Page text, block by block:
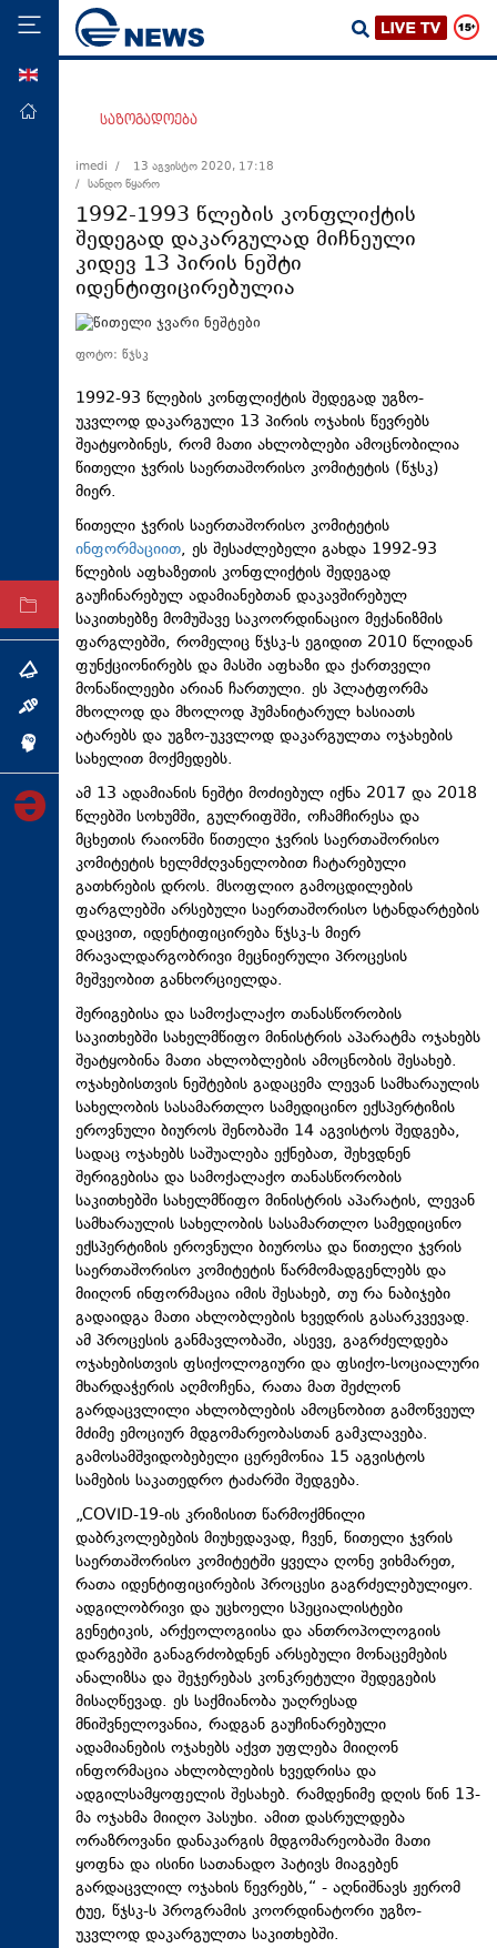
მთავარი
ეკონომიკა
მსოფლიო
ჯანდაცვა
საზოგადოება
სამართალი
რეგიონი
კულტურა
ტექნოლოგიები
ტაბლოიდი
არქივი
თემა
ინტერვიუ
ინქვიზიცია
საზოგადოება
imedi /
13 აგვისტო 2020, 17:18
/ სანდო წყარო
1992-1993 წლების კონფლიქტის
შედეგად დაკარგულად მიჩნეული
კიდევ 13 პირის ნეშტი
იდენტიფიცირებულია
ფოტო: წჯსკ
1992-93 წლების კონფლიქტის შედეგად უგზო-
უკვლოდ დაკარგული 13 პირის ოჯახის წევრებს
შეატყობინეს, რომ მათი ახლობლები ამოცნობილია
წითელი ჯვრის საერთაშორისო კომიტეტის (წჯსკ)
მიერ.
წითელი ჯვრის საერთაშორისო კომიტეტის
ინფორმაციით, ეს შესაძლებელი გახდა 1992-93
წლების აფხაზეთის კონფლიქტის შედეგად
გაუჩინარებულ ადამიანებთან დაკავშირებულ
საკითხებზე მომუშავე საკოორდინაციო მექანიზმის
ფარგლებში, რომელიც წჯსკ-ს ეგიდით 2010 წლიდან
ფუნქციონირებს და მასში აფხაზი და ქართველი
მონაწილეები არიან ჩართული. ეს პლატფორმა
მხოლოდ და მხოლოდ ჰუმანიტარულ ხასიათს
ატარებს და უგზო-უკვლოდ დაკარგულთა ოჯახების
სახელით მოქმედებს.
ამ 13 ადამიანის ნეშტი მოძიებულ იქნა 2017 და 2018
წლებში სოხუმში, გულრიფშში, ოჩამჩირესა და
მცხეთის რაიონში წითელი ჯვრის საერთაშორისო
კომიტეტის ხელმძღვანელობით ჩატარებული
გათხრების დროს. მსოფლიო გამოცდილების
ფარგლებში არსებული საერთაშორისო სტანდარტების
დაცვით, იდენტიფიცირება წჯსკ-ს მიერ
მრავალდარგობრივი მეცნიერული პროცესის
მეშვეობით განხორციელდა.
შერიგებისა და სამოქალაქო თანასწორობის
საკითხებში სახელმწიფო მინისტრის აპარატმა ოჯახებს
შეატყობინა მათი ახლობლების ამოცნობის შესახებ.
ოჯახებისთვის ნეშტების გადაცემა ლევან სამხარაულის
სახელობის სასამართლო სამედიცინო ექსპერტიზის
ეროვნული ბიუროს შენობაში 14 აგვისტოს შედგება,
სადაც ოჯახებს საშუალება ექნებათ, შეხვდნენ
შერიგებისა და სამოქალაქო თანასწორობის
საკითხებში სახელმწიფო მინისტრის აპარატის, ლევან
სამხარაულის სახელობის სასამართლო სამედიცინო
ექსპერტიზის ეროვნული ბიუროსა და წითელი ჯვრის
საერთაშორისო კომიტეტის წარმომადგენლებს და
მიიღონ ინფორმაცია იმის შესახებ, თუ რა ნაბიჯები
გადაიდგა მათი ახლობლების ხვედრის გასარკვევად.
ამ პროცესის განმავლობაში, ასევე, გაგრძელდება
ოჯახებისთვის ფსიქოლოგიური და ფსიქო-სოციალური
მხარდაჭერის აღმოჩენა, რათა მათ შეძლონ
გარდაცვლილი ახლობლების ამოცნობით გამოწვეულ
მძიმე ემოციურ მდგომარეობასთან გამკლავება.
გამოსამშვიდობებელი ცერემონია 15 აგვისტოს
სამების საკათედრო ტაძარში შედგება.
„COVID-19-ის კრიზისით წარმოქმნილი
დაბრკოლებების მიუხედავად, ჩვენ, წითელი ჯვრის
საერთაშორისო კომიტეტში ყველა ღონე ვიხმარეთ,
რათა იდენტიფიცირების პროცესი გაგრძელებულიყო.
ადგილობრივი და უცხოელი სპეციალისტები
გენეტიკის, არქეოლოგიისა და ანთროპოლოგიის
დარგებში განაგრძობდნენ არსებული მონაცემების
ანალიზსა და შეჯერებას კონკრეტული შედეგების
მისაღწევად. ეს საქმიანობა უაღრესად
მნიშვნელოვანია, რადგან გაუჩინარებული
ადამიანების ოჯახებს აქვთ უფლება მიიღონ
ინფორმაცია ახლობლების ხვედრისა და
ადგილსამყოფელის შესახებ. რამდენიმე დღის წინ 13-
მა ოჯახმა მიიღო პასუხი. ამით დასრულდება
ორაზროვანი დანაკარგის მდგომარეობაში მათი
ყოფნა და ისინი სათანადო პატივს მიაგებენ
გარდაცვლილ ოჯახის წევრებს,“ - აღნიშნავს ჟერომ
ტუე, წჯსკ-ს პროგრამის კოორდინატორი უგზო-
უკვლოდ დაკარგულთა საკითხებში.